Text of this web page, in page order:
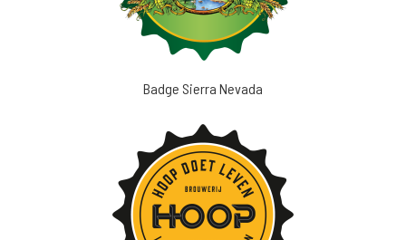
Badge Sierra Nevada